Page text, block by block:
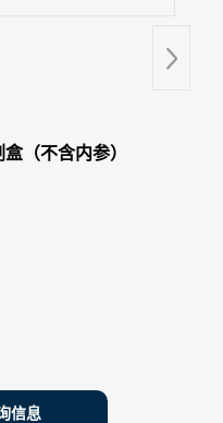
（不含内参）
信息